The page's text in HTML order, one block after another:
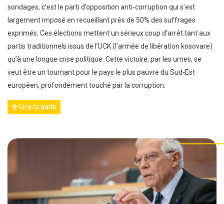
sondages, c’est le parti d’opposition anti-corruption qui s’est
largement imposé en recueillant près de 50% des suffrages
exprimés. Ces élections mettent un sérieux coup d’arrêt tant aux
partis traditionnels issus de l’UCK (l’armée de libération kosovare)
qu’à une longue crise politique. Cette victoire, par les urnes, se
veut être un tournant pour le pays le plus pauvre du Sud-Est
européen, profondément touché par la corruption.
Lire la suite